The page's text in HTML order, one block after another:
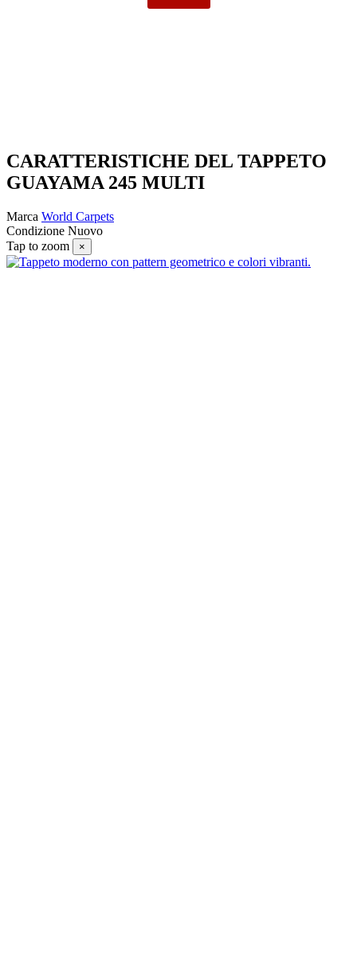
CARATTERISTICHE DEL TAPPETO
GUAYAMA 245 MULTI
Marca World Carpets
Condizione Nuovo
Tap to zoom
×